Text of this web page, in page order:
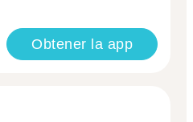
Obtener la app